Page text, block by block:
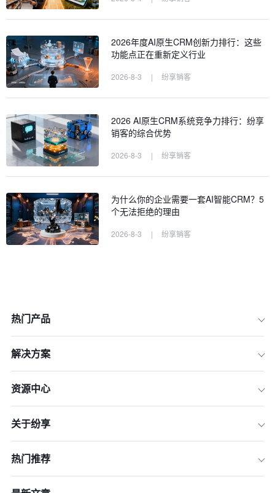
一、增长的瓶颈：为什么传统CRM已无
M重塑业务？
进化方向
2026年度AI原生CRM创新力排行：这些
功能点正在重新定义行业
2026-8-3 | 纷享销客
2026 AI原生CRM系统竞争力排行：纷享
销客的综合优势
2026-8-3 | 纷享销客
为什么你的企业需要一套AI智能CRM？5
个无法拒绝的理由
2026-8-3 | 纷享销客
热门产品
解决方案
资源中心
关于纷享
热门推荐